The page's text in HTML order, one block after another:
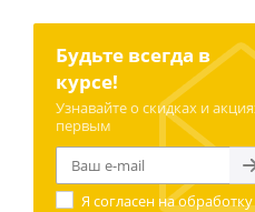
Будьте всегда в
курсе!
Узнавайте о скидках и
первым
Я согласен наобработку